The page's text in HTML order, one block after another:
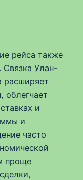
рейса также
Связка Улан-
облегчает
и
и
часто
проще